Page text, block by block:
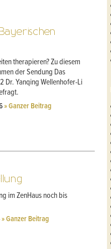
therapieren? Zu diesem
der Sendung Das
Dr. Yanqing Wellenhofer-Li
» Ganzer Beitrag
im ZenHaus noch bis
» Ganzer Beitrag